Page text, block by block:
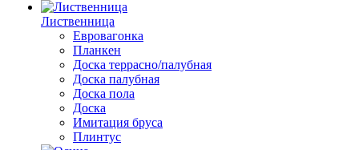
Лиственница
Евровагонка
Планкен
Доска террасно/палубная
Доска палубная
Доска пола
Доска
Имитация бруса
Плинтус